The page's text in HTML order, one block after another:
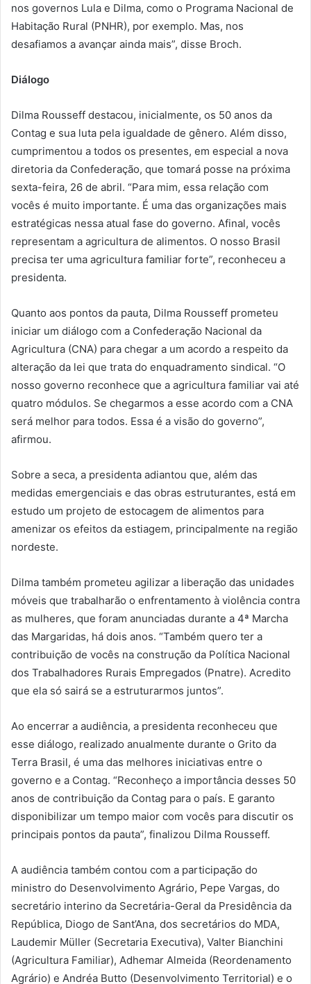
nos governos Lula e Dilma, como o Programa Nacional de
Habitação Rural (PNHR), por exemplo. Mas, nos
desafiamos a avançar ainda mais”, disse Broch.
Diálogo
Dilma Rousseff destacou, inicialmente, os 50 anos da
Contag e sua luta pela igualdade de gênero. Além disso,
cumprimentou a todos os presentes, em especial a nova
diretoria da Confederação, que tomará posse na próxima
sexta-feira, 26 de abril. “Para mim, essa relação com
vocês é muito importante. É uma das organizações mais
estratégicas nessa atual fase do governo. Afinal, vocês
representam a agricultura de alimentos. O nosso Brasil
precisa ter uma agricultura familiar forte”, reconheceu a
presidenta.
Quanto aos pontos da pauta, Dilma Rousseff prometeu
iniciar um diálogo com a Confederação Nacional da
Agricultura (CNA) para chegar a um acordo a respeito da
alteração da lei que trata do enquadramento sindical. “O
nosso governo reconhece que a agricultura familiar vai até
quatro módulos. Se chegarmos a esse acordo com a CNA
será melhor para todos. Essa é a visão do governo”,
afirmou.
Sobre a seca, a presidenta adiantou que, além das
medidas emergenciais e das obras estruturantes, está em
estudo um projeto de estocagem de alimentos para
amenizar os efeitos da estiagem, principalmente na região
nordeste.
Dilma também prometeu agilizar a liberação das unidades
móveis que trabalharão o enfrentamento à violência contra
as mulheres, que foram anunciadas durante a 4ª Marcha
das Margaridas, há dois anos. “Também quero ter a
contribuição de vocês na construção da Política Nacional
dos Trabalhadores Rurais Empregados (Pnatre). Acredito
que ela só sairá se a estruturarmos juntos”.
Ao encerrar a audiência, a presidenta reconheceu que
esse diálogo, realizado anualmente durante o Grito da
Terra Brasil, é uma das melhores iniciativas entre o
governo e a Contag. “Reconheço a importância desses 50
anos de contribuição da Contag para o país. E garanto
disponibilizar um tempo maior com vocês para discutir os
principais pontos da pauta”, finalizou Dilma Rousseff.
A audiência também contou com a participação do
ministro do Desenvolvimento Agrário, Pepe Vargas, do
secretário interino da Secretária-Geral da Presidência da
República, Diogo de Sant’Ana, dos secretários do MDA,
Laudemir Müller (Secretaria Executiva), Valter Bianchini
(Agricultura Familiar), Adhemar Almeida (Reordenamento
Agrário) e Andréa Butto (Desenvolvimento Territorial) e o